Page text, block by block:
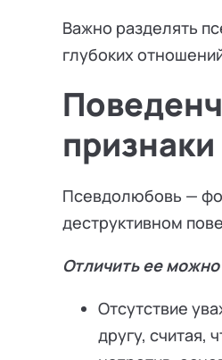
Важно разделять
глубоких
Псевдолюбовь —
деструктивном
Отличить ее
Отсутствие
другу, считая,